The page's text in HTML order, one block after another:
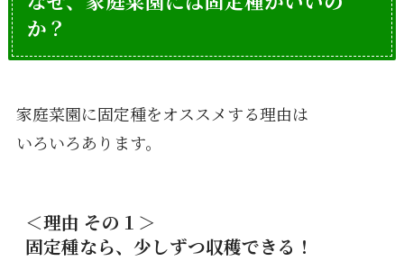
か？
家庭菜園に固定種をオススメする理由は
いろいろあります。
＜理由 その１＞
固定種なら、少しずつ収穫できる！